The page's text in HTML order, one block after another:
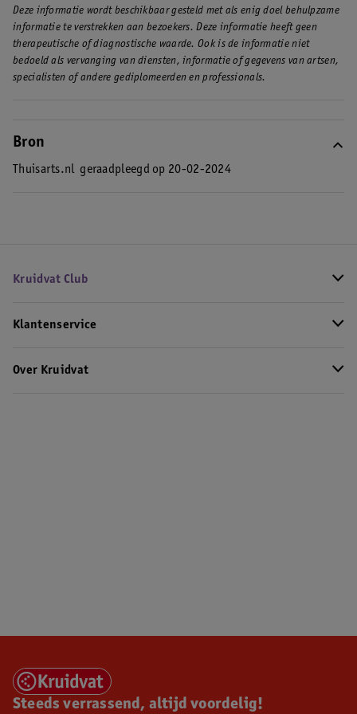
Deze informatie wordt beschikbaar gesteld met als enig doel behulpzame
informatie te verstrekken aan bezoekers. Deze informatie heeft geen
therapeutische of diagnostische waarde. Ook is de informatie niet
bedoeld als vervanging van diensten, informatie of gegevens van artsen,
specialisten of andere gediplomeerden en professionals.
Bron
Thuisarts.nl geraadpleegd op 20-02-2024
Kruidvat Club
Klantenservice
Over Kruidvat
Steeds verrassend, altijd voordelig!